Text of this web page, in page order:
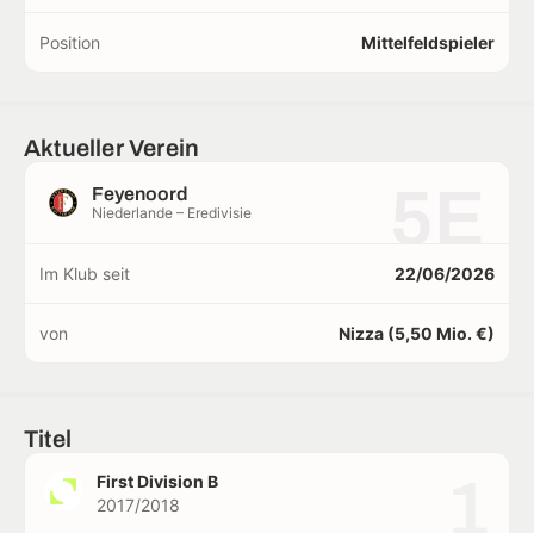
Position Mittelfeldspieler
Aktueller Verein
Feyenoord
Niederlande – Eredivisie
Im Klub seit 22/06/2026
von Nizza (5,50 Mio. €)
Titel
First Division B
2017/2018